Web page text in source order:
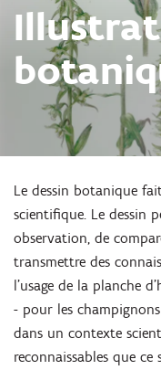
Le dessin botanique
scientifique. Le dessin
observation, de
transmettre des
l’usage de la planche
- pour les
dans un contexte
reconnaissables que
Zoom
in